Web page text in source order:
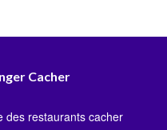
Cacher
des restaurants cacher